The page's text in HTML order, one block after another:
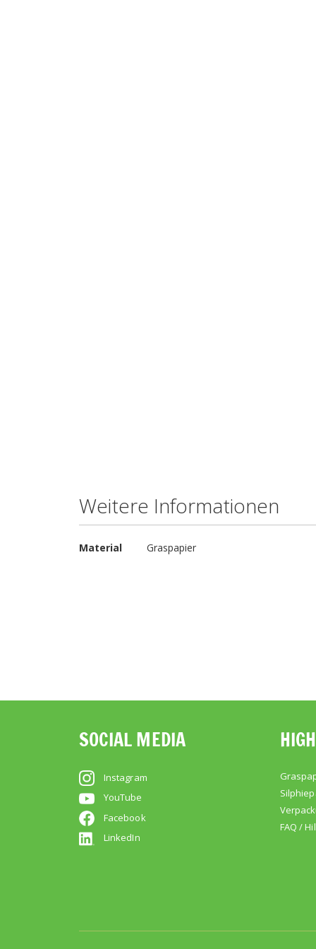
Weitere Informationen
Weitere
Material Graspapier
SOCIAL MEDIA
Instagram
YouTube
Facebook
LinkedIn
FAQ /